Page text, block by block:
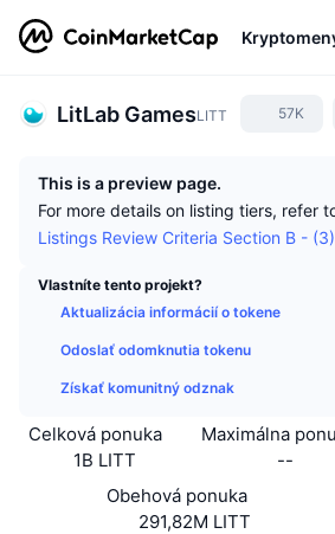
LitLab GamesLITT 57K
This is a preview page.
For more details on listing tiers, refer
Listings Review Criteria Section B -
Vlastníte tento projekt?
Aktualizácia informácií o tokene
Odoslať odomknutia tokenu
Získať komunitný odznak
Celková ponuka
1B LITT
Maximálna
--
Obehová ponuka
291,82M LITT